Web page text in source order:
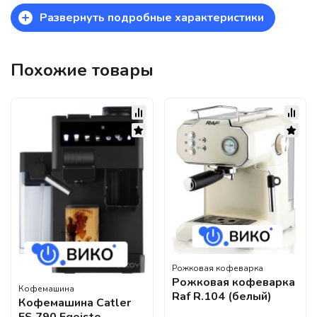
+ Развернуть подробные характеристики
Похожие товары
Кофемашина
Кофемашина Catler
Рожковая кофеварка
Рожковая кофеварка
Raf R.104 (белый)